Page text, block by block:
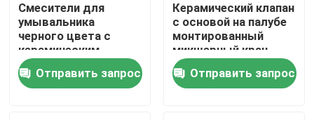
Продукция
О Компании
Смесители для
умывальника
черного цвета с
керамическим
картриджем 25 мм
Отправить запрос
Керамический клапан
с основой на палубе
монтированный
микшерный кран
0460 Горячая
холодная кухонная
крана с рукояткой из
Отправить запрос